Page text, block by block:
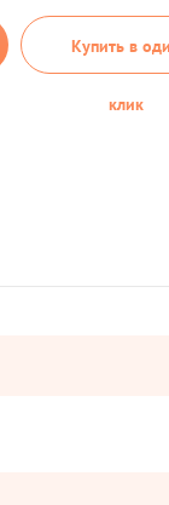
Купить в
клик